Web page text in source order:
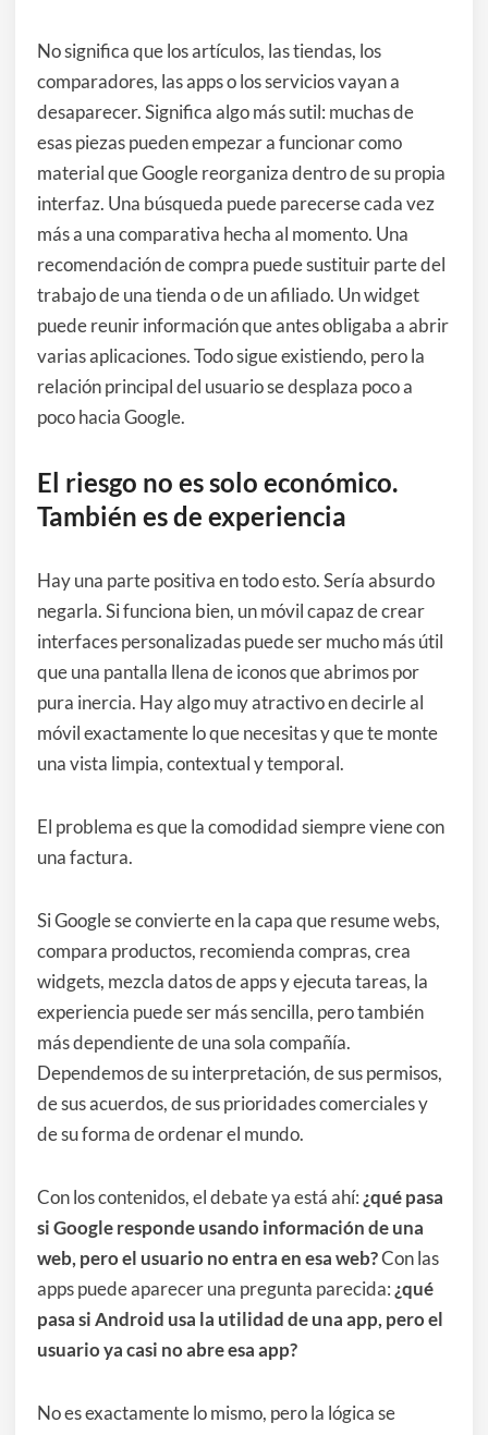
No significa que los artículos, las tiendas, los
comparadores, las apps o los servicios vayan a
desaparecer. Significa algo más sutil: muchas de
esas piezas pueden empezar a funcionar como
material que Google reorganiza dentro de su propia
interfaz. Una búsqueda puede parecerse cada vez
más a una comparativa hecha al momento. Una
recomendación de compra puede sustituir parte del
trabajo de una tienda o de un afiliado. Un widget
puede reunir información que antes obligaba a abrir
varias aplicaciones. Todo sigue existiendo, pero la
relación principal del usuario se desplaza poco a
poco hacia Google.
El riesgo no es solo económico.
También es de experiencia
Hay una parte positiva en todo esto. Sería absurdo
negarla. Si funciona bien, un móvil capaz de crear
interfaces personalizadas puede ser mucho más útil
que una pantalla llena de iconos que abrimos por
pura inercia. Hay algo muy atractivo en decirle al
móvil exactamente lo que necesitas y que te monte
una vista limpia, contextual y temporal.
El problema es que la comodidad siempre viene con
una factura.
Si Google se convierte en la capa que resume webs,
compara productos, recomienda compras, crea
widgets, mezcla datos de apps y ejecuta tareas, la
experiencia puede ser más sencilla, pero también
más dependiente de una sola compañía.
Dependemos de su interpretación, de sus permisos,
de sus acuerdos, de sus prioridades comerciales y
de su forma de ordenar el mundo.
Con los contenidos, el debate ya está ahí: ¿qué pasa
si Google responde usando información de una
web, pero el usuario no entra en esa web?Con las
apps puede aparecer una pregunta parecida: ¿qué
pasa si Android usa la utilidad de una app, pero el
usuario ya casi no abre esa app?
No es exactamente lo mismo, pero la lógica se